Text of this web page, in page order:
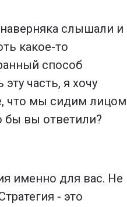
слышали и
какое-то
способ
часть, я хочу
что мы сидим лицом
бы вы ответили?
именно для вас. Не
- это